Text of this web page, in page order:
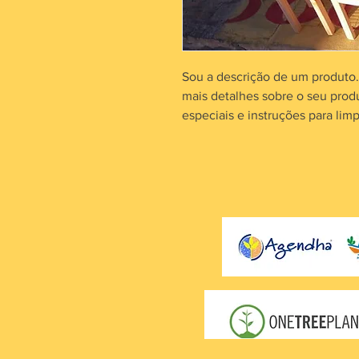
Sou a descrição de um
mais detalhes sobre o seu
especiais e instruções para